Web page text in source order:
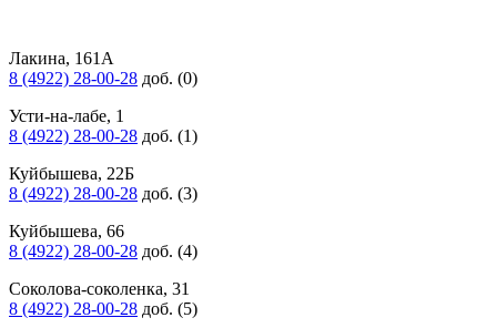
Лакина, 161А
8 (4922) 28-00-28 доб. (0)
Усти-на-лабе, 1
8 (4922) 28-00-28 доб. (1)
Куйбышева, 22Б
8 (4922) 28-00-28 доб. (3)
Куйбышева, 66
8 (4922) 28-00-28 доб. (4)
Соколова-соколенка, 31
8 (4922) 28-00-28 доб. (5)